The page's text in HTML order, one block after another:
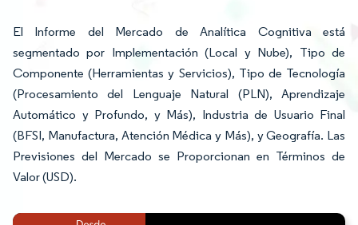
El Informe del Mercado de Analítica Cognitiva está
segmentado por Implementación (Local y Nube), Tipo de
Componente (Herramientas y Servicios), Tipo de Tecnología
(Procesamiento del Lenguaje Natural (PLN), Aprendizaje
Automático y Profundo, y Más), Industria de Usuario Final
(BFSI, Manufactura, Atención Médica y Más), y Geografía. Las
Previsiones del Mercado se Proporcionan en Términos de
Valor (USD).